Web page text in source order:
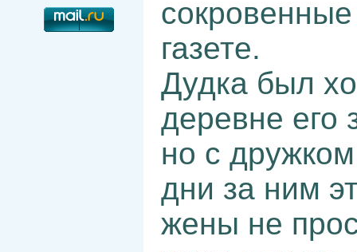
газете.
Дудка был
деревне его
но с
дни за ним
жены не